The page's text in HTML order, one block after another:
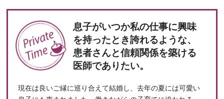
息子がいつか私の仕事に興味
を持ったとき誇れるような、
患者さんと信頼関係を築ける
医師でありたい。
現在は良いご縁に巡り合えて結婚し、去年の夏には可愛い